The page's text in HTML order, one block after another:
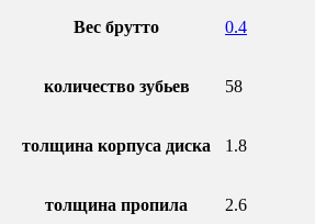
Вес брутто 0.4
количество зубьев 58
толщина корпуса диска 1.8
толщина пропила 2.6